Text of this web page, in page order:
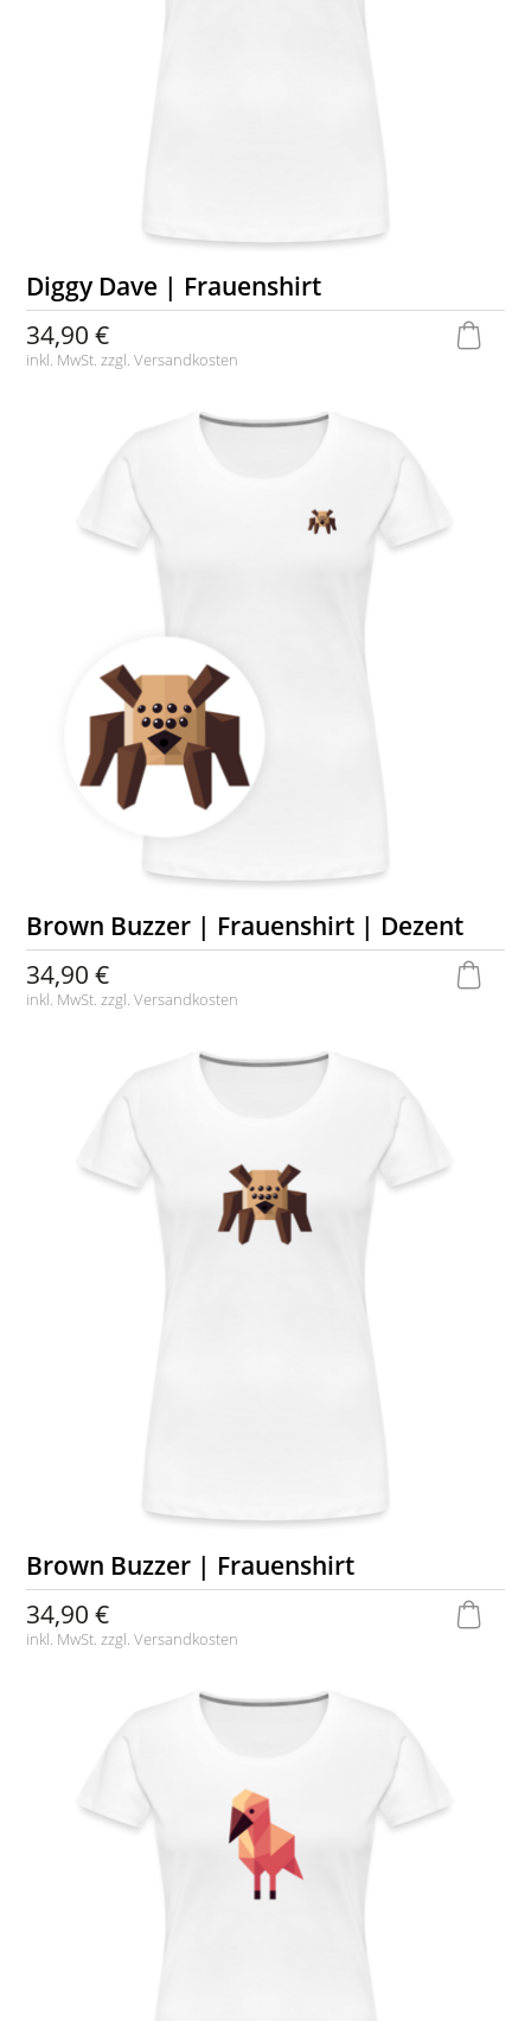
Diggy Dave | Frauenshirt
34,90 €
inkl. MwSt. zzgl.Versandkosten
Brown Buzzer | Frauenshirt | Dezent
34,90 €
inkl. MwSt. zzgl.Versandkosten
Brown Buzzer | Frauenshirt
34,90 €
inkl. MwSt. zzgl.Versandkosten